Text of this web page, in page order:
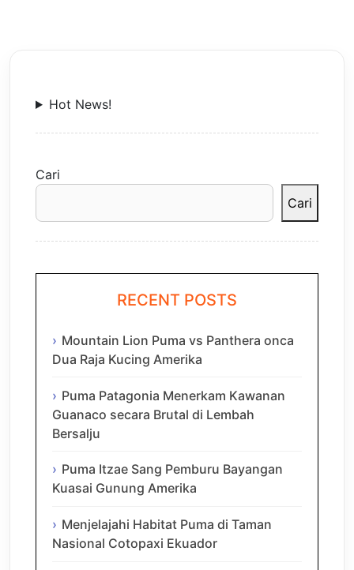
Hot News!
Cari
Cari
RECENT POSTS
Mountain Lion Puma vs Panthera onca
Dua Raja Kucing Amerika
Puma Patagonia Menerkam Kawanan
Guanaco secara Brutal di Lembah
Bersalju
Puma Itzae Sang Pemburu Bayangan
Kuasai Gunung Amerika
Menjelajahi Habitat Puma di Taman
Nasional Cotopaxi Ekuador